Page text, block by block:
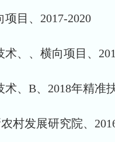
目、2017-2020
、、横向项目、
、B、2018年精准
村发展研究院、